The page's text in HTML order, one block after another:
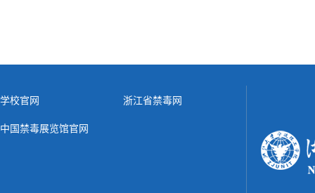
学校官网
浙江省禁毒网
中国禁毒展览馆官网